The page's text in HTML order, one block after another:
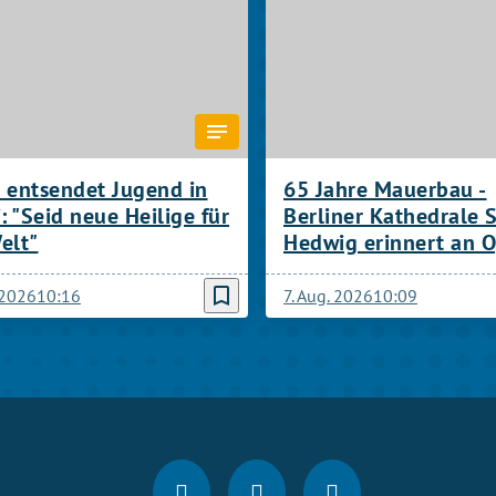
entsendet Jugend in
"Seid neue Heilige für
10:16 bookmark_border
65 Jahre Mauerbau -
Berliner Kathedrale
Hedwig erinnert an
7. Aug. 202610:09